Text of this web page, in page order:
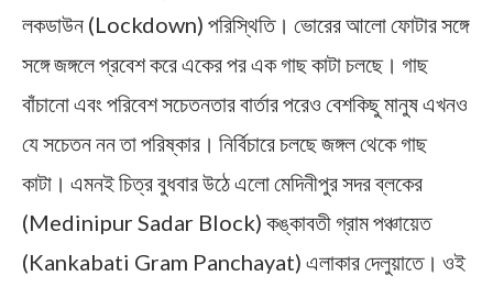
লকডাউন (Lockdown) পরিস্থিতি। ভোরের আলো ফোটার সঙ্গে
সঙ্গে জঙ্গলে প্রবেশ করে একের পর এক গাছ কাটা চলছে। গাছ
বাঁচানো এবং পরিবেশ সচেতনতার বার্তার পরেও বেশকিছু মানুষ এখনও
যে সচেতন নন তা পরিষ্কার। নির্বিচারে চলছে জঙ্গল থেকে গাছ
কাটা। এমনই চিত্র বুধবার উঠে এলো মেদিনীপুর সদর ব্লকের
(Medinipur Sadar Block) কঙ্কাবতী গ্রাম পঞ্চায়েত
(Kankabati Gram Panchayat) এলাকার দেলুয়াতে। ওই